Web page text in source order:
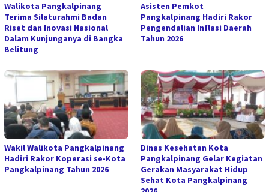
Walikota Pangkalpinang
Terima Silaturahmi Badan
Riset dan Inovasi Nasional
Dalam Kunjunganya di Bangka
Belitung
Asisten Pemkot
Pangkalpinang Hadiri Rakor
Pengendalian Inflasi Daerah
Tahun 2026
Wakil Walikota Pangkalpinang
Hadiri Rakor Koperasi se-Kota
Pangkalpinang Tahun 2026
Dinas Kesehatan Kota
Pangkalpinang Gelar Kegiatan
Gerakan Masyarakat Hidup
Sehat Kota Pangkalpinang